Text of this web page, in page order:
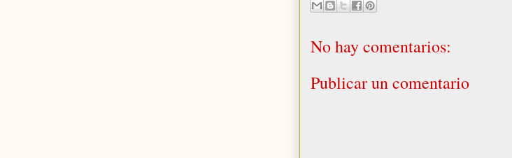
No hay comentarios:
Publicar un comentario